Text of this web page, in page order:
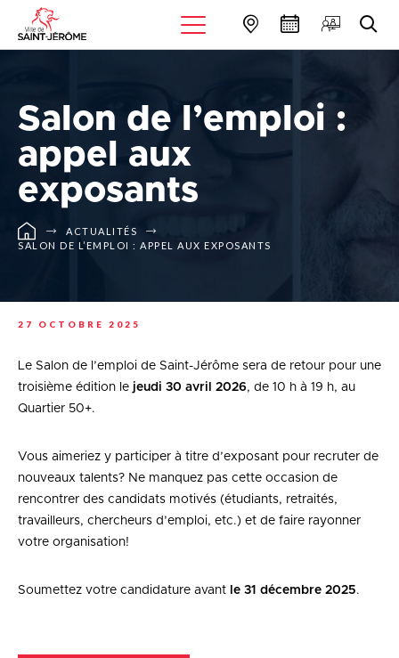
Salon de l’emploi :
appel aux
exposants
ACTUALITÉS
SALON DE L’EMPLOI : APPEL AUX EXPOSANTS
27 OCTOBRE 2025
Le Salon de l’emploi de Saint-Jérôme sera de retour pour une
troisième édition le jeudi 30 avril 2026, de 10 h à 19 h, au
Quartier 50+.
Vous aimeriez y participer à titre d’exposant pour recruter de
nouveaux talents? Ne manquez pas cette occasion de
rencontrer des candidats motivés (étudiants, retraités,
travailleurs, chercheurs d’emploi, etc.) et de faire rayonner
votre organisation!
Soumettez votre candidature avant le 31 décembre 2025.